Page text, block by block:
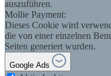
auszuführen.
Mollie Payment:
Dieses Cookie wird
die von einer einzelnen
Seiten generiert wurden.
Google Ads